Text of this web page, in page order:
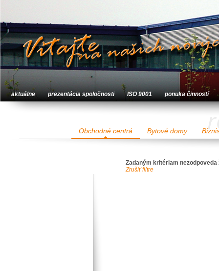
aktuálne prezentácia spoločnosti ISO 9001 ponuka činností
Obchodné centrá Bytové domy
Zadaným kritériam nezodpoveda
Zrušiť filtre